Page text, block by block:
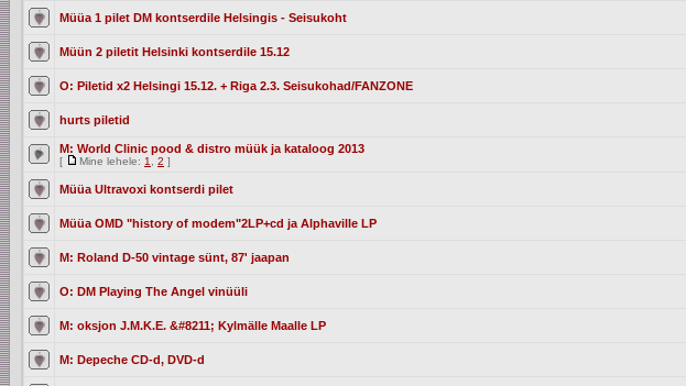
Müüa 1 pilet DM kontserdile Helsingis - Seisukoht
Müün 2 piletit Helsinki kontserdile 15.12
O: Piletid x2 Helsingi 15.12. + Riga 2.3. Seisukohad/FANZONE
hurts piletid
M: World Clinic pood & distro müük ja kataloog 2013
[ Mine lehele: 1 2 ]
Müüa Ultravoxi kontserdi pilet
Müüa OMD "history of modem"2LP+cd ja Alphaville LP
M: Roland D-50 vintage sünt, 87' jaapan
O: DM Playing The Angel vinüüli
M: oksjon J.M.K.E. &#8211; Kylmälle Maalle LP
M: Depeche CD-d, DVD-d